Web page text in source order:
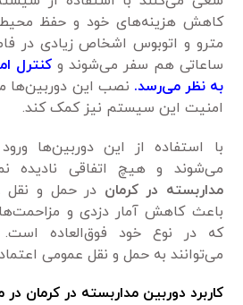
کاهش هزینه‌های خود و حفظ
مترو و اتوبوس اشخاص زیادی در
ساعاتی هم سفر می‌شوند و کنترل
به نظر می‌رسد. نصب این دوربین‌ها
امنیت این سیستم نیز کمک کند.
با استفاده از این دوربین‌ها
می‌شوند و هیچ اتفاقی نادیده
مداربسته در کرمان در حمل و نقل
باعث کاهش آمار دزدی و
که در نوع خود فوق‌العاده است.
می‌توانند به حمل و نقل عمومی
کاربرد دوربین مداربسته در کرمان در